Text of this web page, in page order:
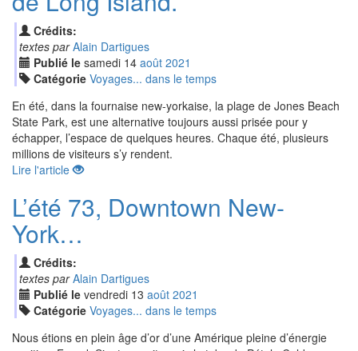
Crédits:
textes par Alain Dartigues
Publié le samedi 14 août 2021
Catégorie Voyages... dans le temps
En été, dans la fournaise new-yorkaise, la plage de Jones Beach
State Park, est une alternative toujours aussi prisée pour y
échapper, l’espace de quelques heures. Chaque été, plusieurs
millions de visiteurs s’y rendent.
Lire l'article
L’été 73, Downtown New-
York…
Crédits:
textes par Alain Dartigues
Publié le vendredi 13 août 2021
Catégorie Voyages... dans le temps
Nous étions en plein âge d’or d’une Amérique pleine d’énergie